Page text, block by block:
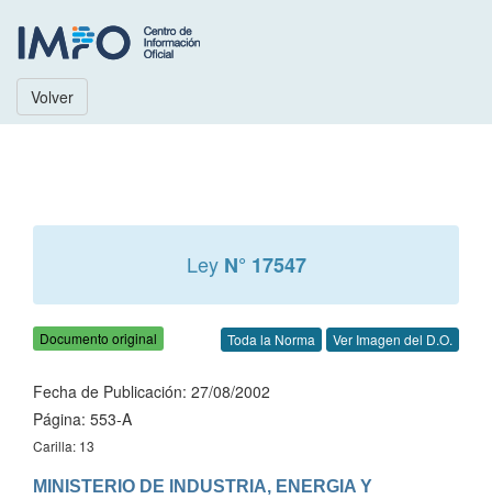
Volver
Ley N° 17547
Documento original Toda la Norma Ver Imagen del D.O.
Fecha de Publicación: 27/08/2002
Página: 553-A
Carilla: 13
MINISTERIO DE INDUSTRIA, ENERGIA Y